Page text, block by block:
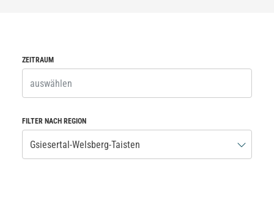
ZEITRAUM
FILTER NACH REGION
Gsiesertal-Welsberg-Taisten